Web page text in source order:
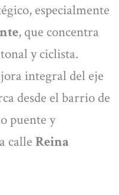
especialmente
, que concentra
y ciclista.
integral del eje
desde el barrio de
puente y
calle Reina